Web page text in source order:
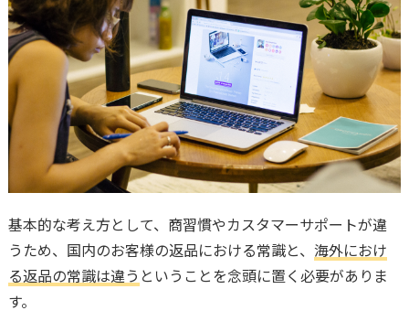
基本的な考え方として、商習慣やカスタマーサポートが違
うため、国内のお客様の返品における常識と、 海外におけ
る返品の常識は違う ということを念頭に置く必要がありま
す。